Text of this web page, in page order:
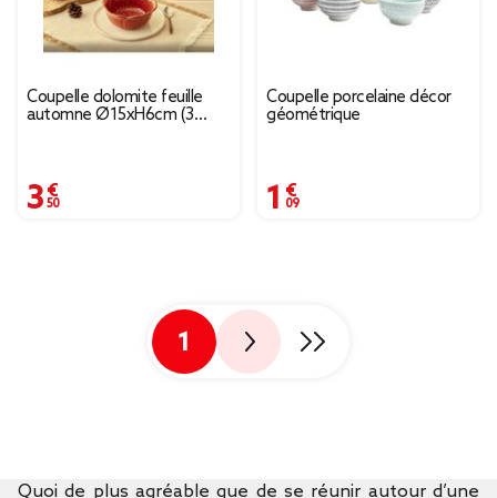
Coupelle dolomite feuille
automne Ø15xH6cm (3
3,50 €
Coupelle porcelaine décor
géométrique
1,09 €
1
Quoi de plus agréable que de se réunir autour d’une